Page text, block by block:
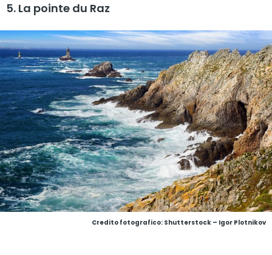
5. La pointe du Raz
Credito fotografico: Shutterstock – Igor Plotnikov